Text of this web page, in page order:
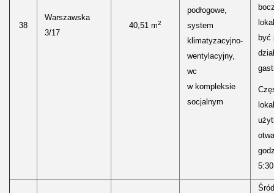
38
Warszawska
3/17
40,51 m2
podłogowe,
system
klimatyzacyjno-
wentylacyjny,
wc
w kompleksie
socjalnym
być